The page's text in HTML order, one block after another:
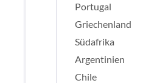
Portugal
Griechenland
Südafrika
Argentinien
Chile